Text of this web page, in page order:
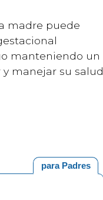
madre puede
manteniendo un
manejar su salud
para Padres